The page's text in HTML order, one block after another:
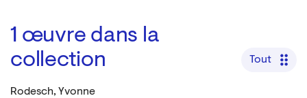
1 œuvre dans la
collection
Tout
Rodesch, Yvonne